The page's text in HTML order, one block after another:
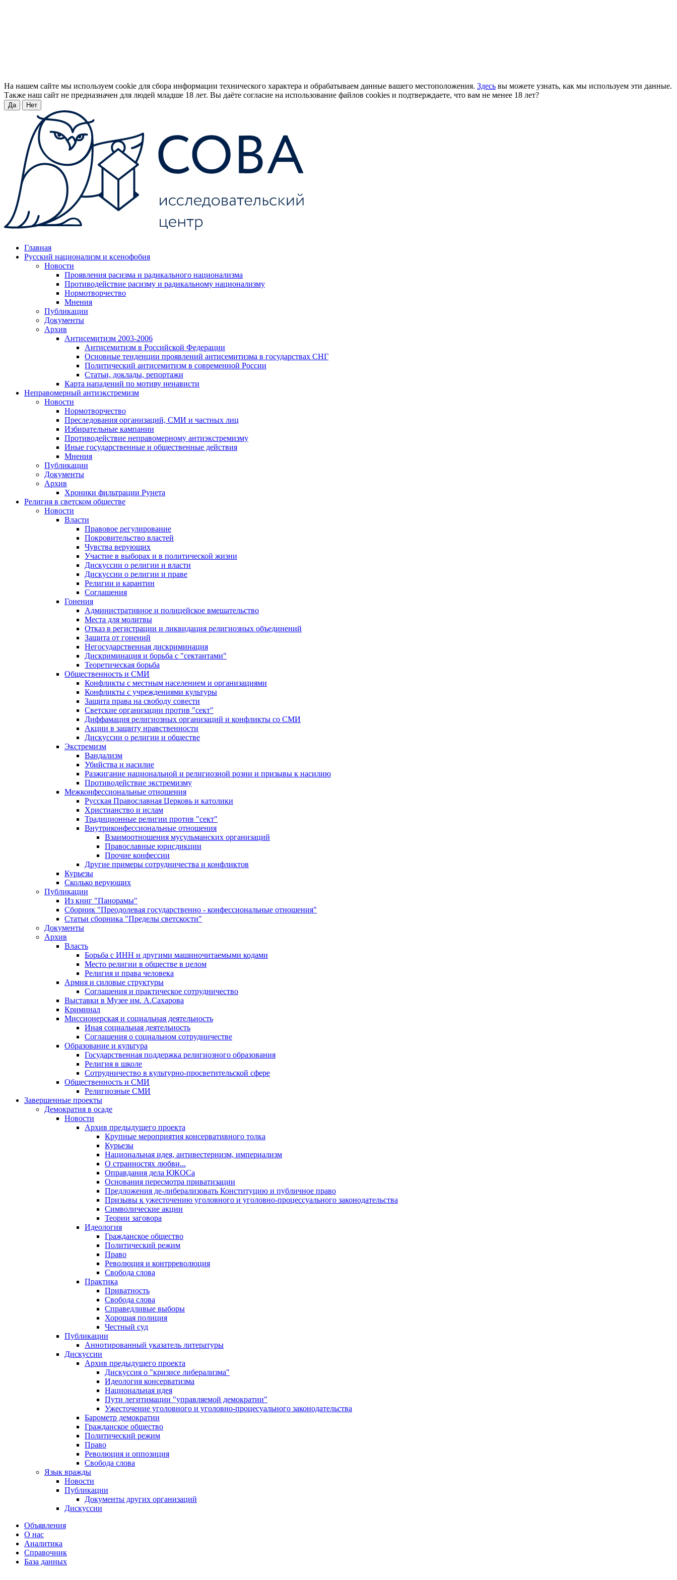
На нашем сайте мы используем cookie для сбора информации технического характера и обрабатываем данные вашего местоположения. Здесь вы можете узнать, как мы используем эти данные.
Также наш сайт не предназначен для людей младше 18 лет. Вы даёте согласие на использование файлов cookies и подтверждаете, что вам не менее 18 лет?
Да Нет
Главная
Русский национализм и ксенофобия
Новости
Проявления расизма и радикального национализма
Противодействие расизму и радикальному национализму
Нормотворчество
Мнения
Публикации
Документы
Архив
Антисемитизм 2003-2006
Антисемитизм в Российской Федерации
Основные тенденции проявлений антисемитизма в государствах СНГ
Политический антисемитизм в современной России
Статьи, доклады, репортажи
Карта нападений по мотиву ненависти
Неправомерный антиэкстремизм
Новости
Нормотворчество
Преследования организаций, СМИ и частных лиц
Избирательные кампании
Противодействие неправомерному антиэкстремизму
Иные государственные и общественные действия
Мнения
Публикации
Документы
Архив
Хроники фильтрации Рунета
Религия в светском обществе
Новости
Власти
Правовое регулирование
Покровительство властей
Чувства верующих
Участие в выборах и в политической жизни
Дискуссии о религии и власти
Дискуссии о религии и праве
Религии и карантин
Соглашения
Гонения
Административное и полицейское вмешательство
Места для молитвы
Отказ в регистрации и ликвидация религиозных объединений
Защита от гонений
Негосударственная дискриминация
Дискриминация и борьба с "сектантами"
Теоретическая борьба
Общественность и СМИ
Конфликты с местным населением и организациями
Конфликты с учреждениями культуры
Защита права на свободу совести
Светские организации против "сект"
Диффамация религиозных организаций и конфликты со СМИ
Акции в защиту нравственности
Дискуссии о религии и обществе
Экстремизм
Вандализм
Убийства и насилие
Разжигание национальной и религиозной розни и призывы к насилию
Противодействие экстремизму
Межконфессиональные отношения
Русская Православная Церковь и католики
Христианство и ислам
Традиционные религии против "сект"
Внутриконфессиональные отношения
Взаимоотношения мусульманских организаций
Православные юрисдикции
Прочие конфессии
Другие примеры сотрудничества и конфликтов
Курьезы
Сколько верующих
Публикации
Из книг "Панорамы"
Сборник "Преодолевая государственно - конфессиональные отношения"
Статьи сборника "Пределы светскости"
Документы
Архив
Власть
Борьба с ИНН и другими машиночитаемыми кодами
Место религии в обществе в целом
Религия и права человека
Армия и силовые структуры
Соглашения и практическое сотрудничество
Выставки в Музее им. А.Сахарова
Криминал
Миссионерская и социальная деятельность
Иная социальная деятельность
Соглашения о социальном сотрудничестве
Образование и культура
Государственная поддержка религиозного образования
Религия в школе
Сотрудничество в культурно-просветительской сфере
Общественность и СМИ
Религиозные СМИ
Завершенные проекты
Демократия в осаде
Новости
Архив предыдущего проекта
Крупные мероприятия консервативного толка
Курьезы
Национальная идея, антивестернизм, империализм
О странностях любви...
Оправдания дела ЮКОСа
Основания пересмотра приватизации
Предложения де-либерализовать Конституцию и публичное право
Призывы к ужесточению уголовного и уголовно-процессуального законодательства
Символические акции
Теории заговора
Идеология
Гражданское общество
Политический режим
Право
Революция и контрреволюция
Свобода слова
Практика
Приватность
Свобода слова
Справедливые выборы
Хорошая полиция
Честный суд
Публикации
Аннотированный указатель литературы
Дискуссии
Архив предыдущего проекта
Дискуссия о "кризисе либерализма"
Идеология консерватизма
Национальная идея
Пути легитимации "управляемой демократии"
Ужесточение уголовного и уголовно-процесуального законодательства
Барометр демократии
Гражданское общество
Политический режим
Право
Революция и оппозиция
Свобода слова
Язык вражды
Новости
Публикации
Документы других организаций
Дискуссии
Объявления
О нас
Аналитика
Справочник
База данных